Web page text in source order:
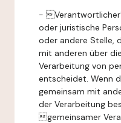
-
oder juristische
oder andere Stelle,
mit anderen über
Verarbeitung von
entscheidet. Wenn
gemeinsam mit
der Verarbeitung
gemeinsamer